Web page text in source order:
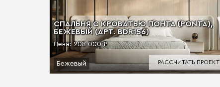
СПАЛЬНЯ С КРОВАТЬЮ ПОНТА (PONTA),
БЕЖЕВЫЙ (АРТ. BDR156)
Цена: 208 000 ₽
Бежевый РАССЧИТАТЬ ПРОЕКТ